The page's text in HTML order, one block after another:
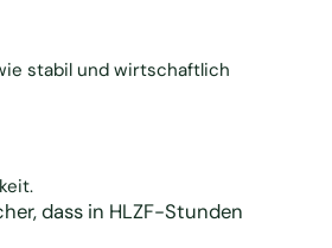
stabil und wirtschaftlich
dass in HLZF-Stunden